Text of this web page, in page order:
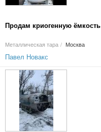
Продам криогенную ёмкость
Металлическая тара / Москва
Павел Новакс